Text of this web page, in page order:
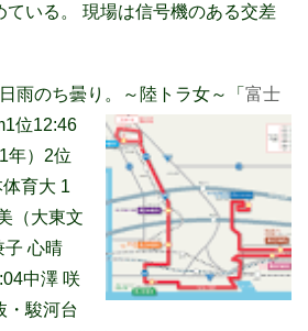
ている。 現場は信号機のある交差
雨のち曇り。～陸トラ女～「 富士
位12:46
年）2位
育大 1
（大東文
子 心晴
中澤 咲
・駿河台